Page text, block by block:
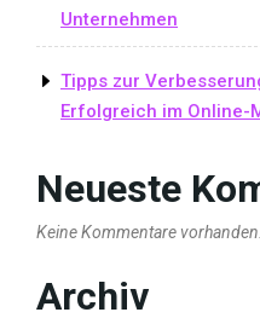
Unternehmen
Tipps zur
Erfolgreich im Online-
Neueste
Keine Kommentare vorhanden.
Archiv